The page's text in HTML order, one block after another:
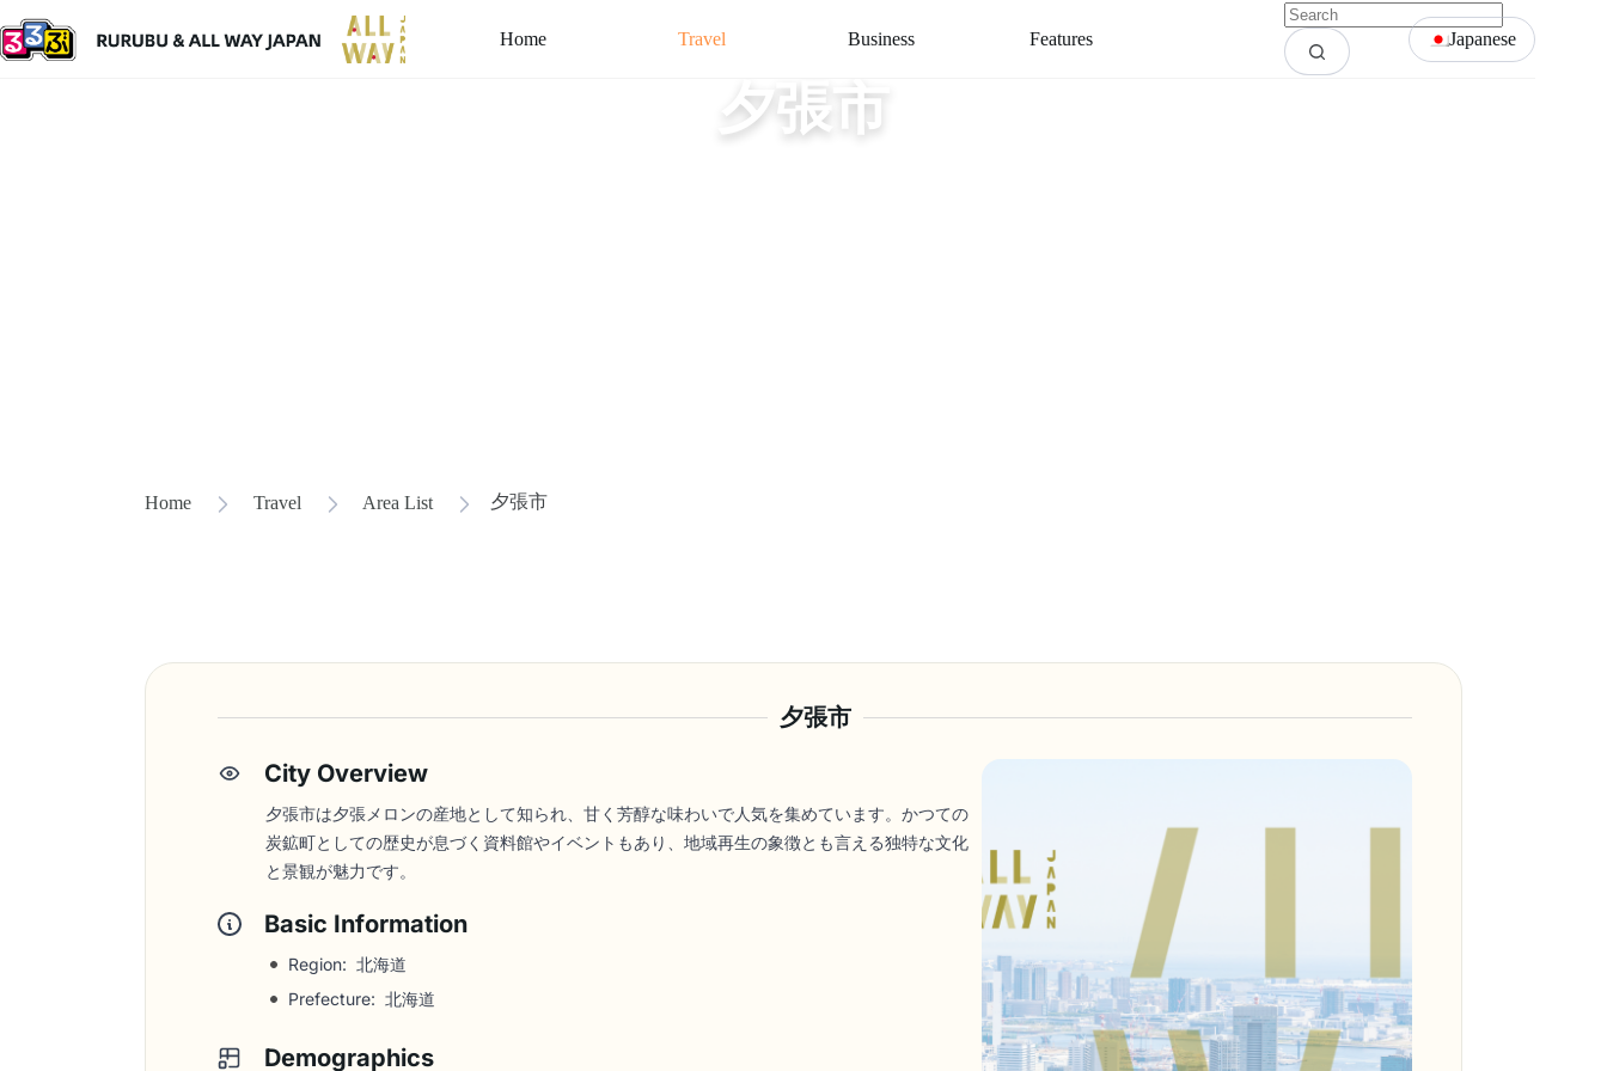
Home Travel Business Features Japanese
夕張市
Home Travel Area List 夕張市
夕張市
City Overview
夕張市は夕張メロンの産地として知られ、甘く芳醇な味わいで人気を集めています。かつての
炭鉱町としての歴史が息づく資料館やイベントもあり、地域再生の象徴とも言える独特な文化
と景観が魅力です。
Basic Information
Region: 北海道
Prefecture: 北海道
Demographics